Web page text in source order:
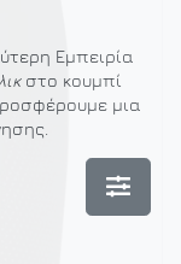
Εμπειρία
στο κουμπί
μια